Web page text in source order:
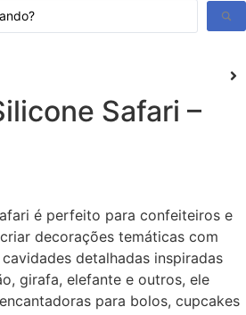
Safari –
é perfeito para confeiteiros e
decorações temáticas com
detalhadas inspiradas
girafa, elefante e outros, ele
para bolos, cupcakes